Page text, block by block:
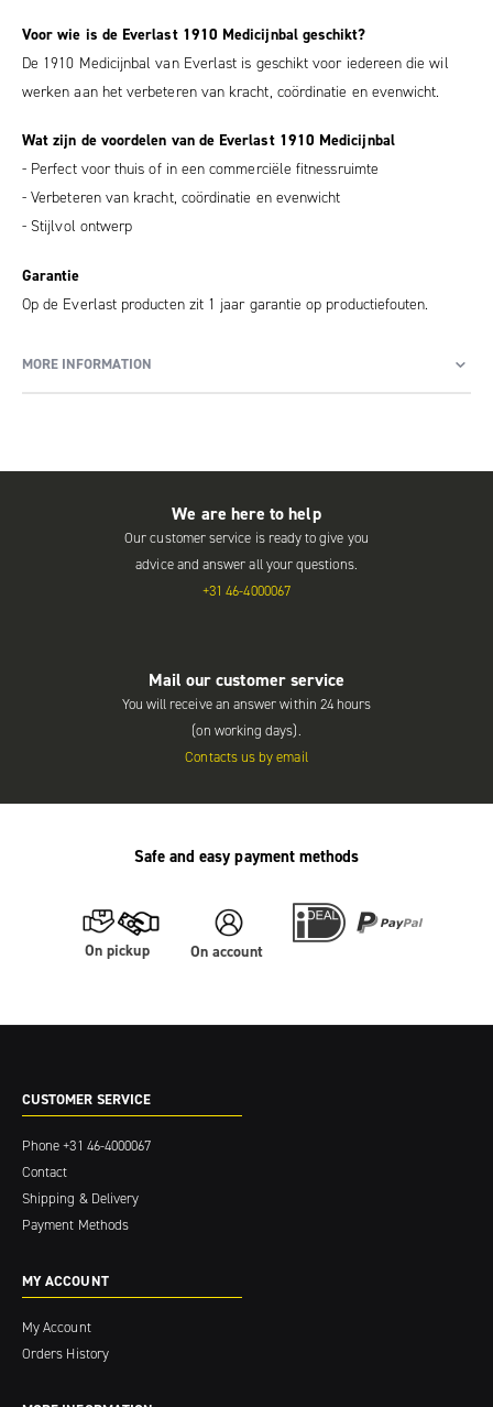
Voor wie is de Everlast 1910 Medicijnbal geschikt?
De 1910 Medicijnbal van Everlast is geschikt voor iedereen die wil
werken aan het verbeteren van kracht, coördinatie en evenwicht.
Wat zijn de voordelen van de Everlast 1910 Medicijnbal
- Perfect voor thuis of in een commerciële fitnessruimte
- Verbeteren van kracht, coördinatie en evenwicht
- Stijlvol ontwerp
Garantie
Op de Everlast producten zit 1 jaar garantie op productiefouten.
MORE INFORMATION
We are here to help
Our customer service is ready to give you
advice and answer all your questions.
+31 46-4000067
Mail our customer service
You will receive an answer within 24 hours
(on working days).
Contacts us by email
Safe and easy payment methods
On pickup On account
CUSTOMER SERVICE
Phone+31 46-4000067
Contact
Shipping & Delivery
Payment Methods
MY ACCOUNT
My Account
Orders History